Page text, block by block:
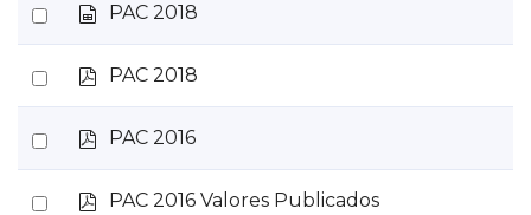
item
Select
an
item
e
a
d
h
e
PAC 2018
Select
an
item
pPAC 2018
Select
an
item
pPAC 2016
Select
pPAC 2016 Valores Publicados